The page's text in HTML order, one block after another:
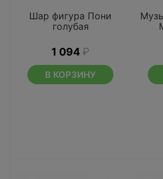
Шар фигура Пони
голубая
1 094 ₽
В КОРЗИНУ